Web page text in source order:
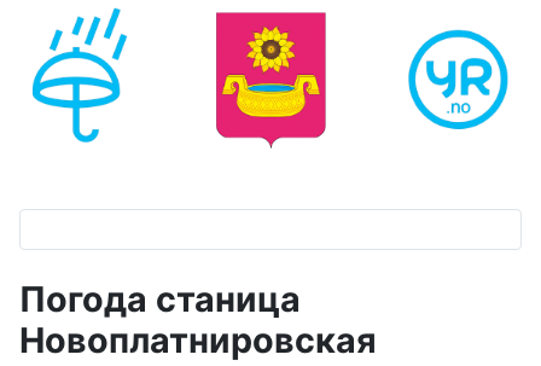
Погода станица
Новоплатнировская